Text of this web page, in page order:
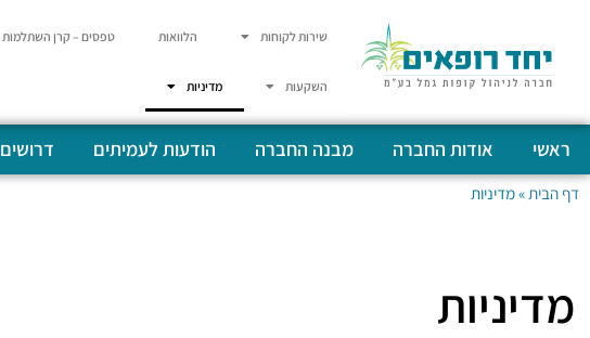
שירות לקוחות הלוואות טפסים – קרן השתלמות
השקעות מדיניות
ראשי אודות החברה מבנה החברה הודעות לעמיתים דרושים
דף הבית »מדיניות
מדיניות